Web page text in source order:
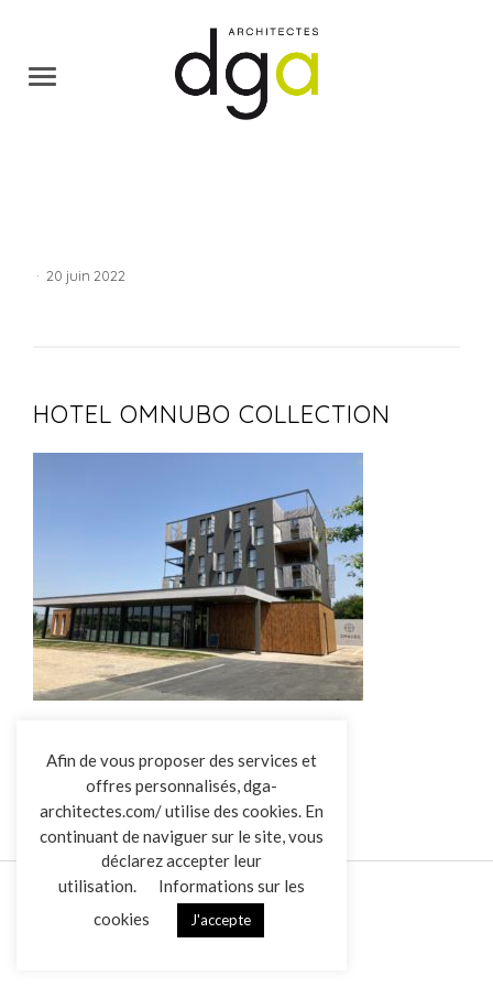
L’AGENCE
RÉALISATIONS
ACTUALITÉS
CONTACT
· 20 juin 2022
HOTEL OMNUBO COLLECTION
Afin de vous proposer des services et
offres personnalisés, dga-
architectes.com/ utilise des cookies. En
continuant de naviguer sur le site, vous
déclarez accepter leur
utilisation.
Informations sur les
cookies
J'accepte